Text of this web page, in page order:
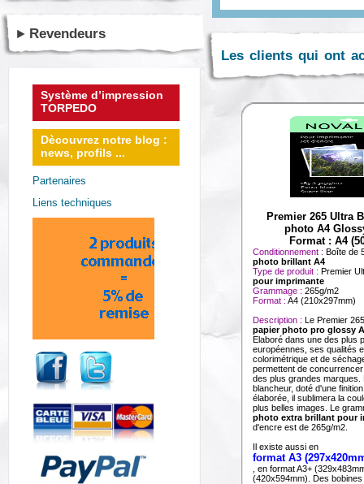
Revendeurs
Système d’impression
TORPEDO
Dècouvrez notre blog :
news, profils ...
Partenaires
Liens techniques
Les clients qui ont
Premier 265 Ultra
photo A4
Format : A4
Conditionnement : Boîte de
photo brillant A4
Type de produit : Premier
pour imprimante
Grammage : 265g/m2
Format : A4 (210x297mm)
Description : Le Premier
papier photo pro glossy
Elaboré dans une des plus
européennes, ses qualités
colorimétrique et de
permettent de
des plus grandes marques.
blancheur, doté d'une
élaborée, il sublimera la
plus belles images. Le
photo extra brillant pour
d'encre est de 265g/m2.
Il existe aussi en
format A3
, en format A3+
(420x594mm). Des